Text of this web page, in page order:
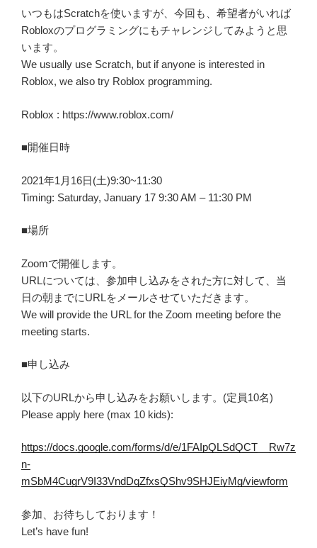
いつもはScratchを使いますが、今回も、希望者がいれば
Robloxのプログラミングにもチャレンジしてみようと思
います。
We usually use Scratch, but if anyone is interested in
Roblox, we also try Roblox programming.
Roblox : https://www.roblox.com/
■開催日時
2021年1月16日(土)9:30~11:30
Timing: Saturday, January 17 9:30 AM – 11:30 PM
■場所
Zoomで開催します。
URLについては、参加申し込みをされた方に対して、当
日の朝までにURLをメールさせていただきます。
We will provide the URL for the Zoom meeting before the
meeting starts.
■申し込み
以下のURLから申し込みをお願いします。(定員10名)
Please apply here (max 10 kids):
https://docs.google.com/forms/d/e/1FAIpQLSdQCT__Rw7z
n-
mSbM4CugrV9I33VndDqZfxsQShv9SHJEiyMg/viewform
参加、お待ちしております！
Let’s have fun!